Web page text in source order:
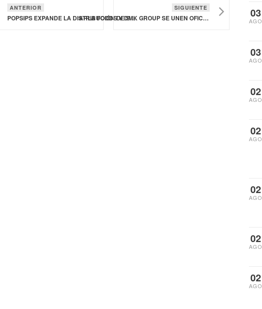
ANTERIOR
POPSIPS EXPANDE LA DISTRIBUCIÓN DE SU REFRESCO PREBIÓTICO CON ALCOHOL EN ESTADOS UNIDOS
SIGUIENTE
ARLA FOODS Y DMK GROUP SE UNEN OFICIALMENTE Y CREAN UNA COOPERATIVA LÁCTEA EN EUROPA 03
AGO
03
AGO
02
AGO
02
AGO
02
AGO
02
AGO
02
AGO